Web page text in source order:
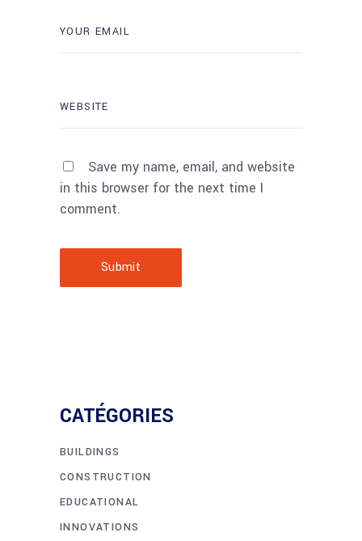
Save my name, email, and website
in this browser for the next time I
comment.
Submit
CATÉGORIES
BUILDINGS
CONSTRUCTION
EDUCATIONAL
INNOVATIONS